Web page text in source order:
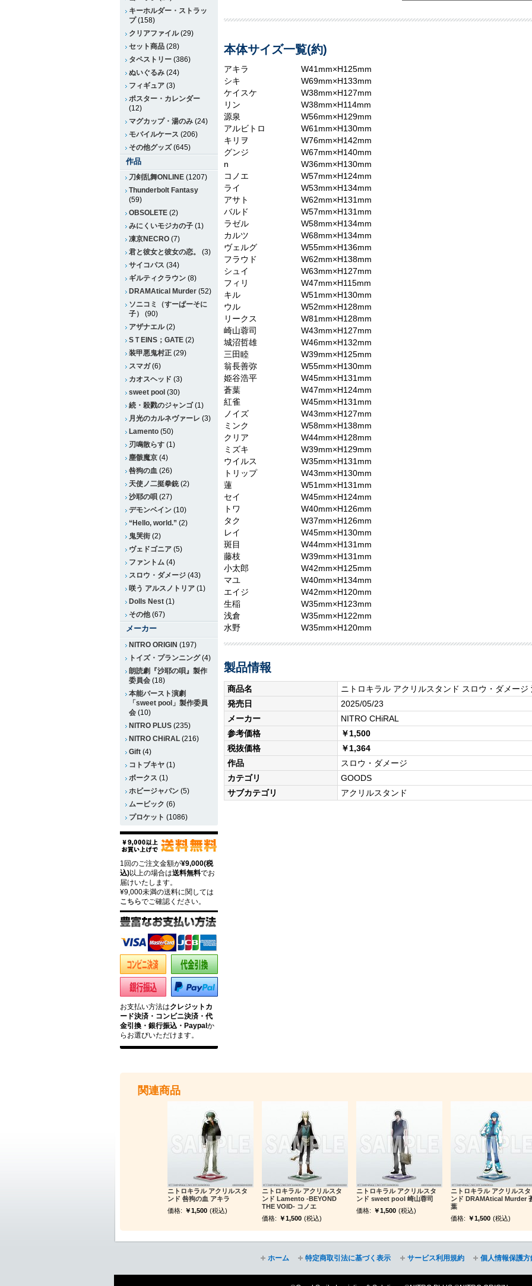
本体サイズ一覧(約)
アキラ
W41mm×H125mm
シキ
W69mm×H133mm
ケイスケ
W38mm×H127mm
リン
W38mm×H114mm
源泉
W56mm×H129mm
アルビトロ
W61mm×H130mm
キリヲ
W76mm×H142mm
グンジ
W67mm×H140mm
n
W36mm×H130mm
コノエ
W57mm×H124mm
ライ
W53mm×H134mm
アサト
W62mm×H131mm
バルド
W57mm×H131mm
ラゼル
W58mm×H134mm
カルツ
W68mm×H134mm
ヴェルグ
W55mm×H136mm
フラウド
W62mm×H138mm
シュイ
W63mm×H127mm
フィリ
W47mm×H115mm
キル
W51mm×H130mm
ウル
W52mm×H128mm
リークス
W81mm×H128mm
崎山蓉司
W43mm×H127mm
城沼哲雄
W46mm×H132mm
三田睦
W39mm×H125mm
翁長善弥
W55mm×H130mm
姫谷浩平
W45mm×H131mm
蒼葉
W47mm×H124mm
紅雀
W45mm×H131mm
ノイズ
W43mm×H127mm
ミンク
W58mm×H138mm
クリア
W44mm×H128mm
ミズキ
W39mm×H129mm
ウイルス
W35mm×H131mm
トリップ
W43mm×H130mm
蓮
W51mm×H131mm
セイ
W45mm×H124mm
トワ
W40mm×H126mm
タク
W37mm×H126mm
レイ
W45mm×H130mm
斑目
W44mm×H131mm
藤枝
W39mm×H131mm
小太郎
W42mm×H125mm
マユ
W40mm×H134mm
エイジ
W42mm×H120mm
生稲
W35mm×H123mm
浅倉
W35mm×H122mm
水野
W35mm×H120mm
製品情報
商品名
ニトロキラル アクリルスタンド スロウ・ダメージ
発売日
2025/05/23
メーカー
NITRO CHiRAL
参考価格
￥1,500
税抜価格
￥1,364
作品
スロウ・ダメージ
カテゴリ
GOODS
サブカテゴリ
アクリルスタンド
キーホルダー・ストラッ
プ(158)
クリアファイル(29)
セット商品 (28)
タペストリー (386)
ぬいぐるみ (24)
フィギュア (3)
ポスター・カレンダー
(12)
マグカップ・湯のみ (24)
モバイルケース (206)
その他グッズ(645)
作品
刀剣乱舞ONLINE (1207)
Thunderbolt Fantasy
(59)
OBSOLETE (2)
みにくいモジカの子 (1)
凍京NECRO (7)
君と彼女と彼女の恋。
(3)
サイコパス (34)
ギルティクラウン (8)
DRAMAtical Murder (52)
ソニコミ（すーぱーそに
子）
(90)
アザナエル(2)
SＴEINS；GATE (2)
装甲悪鬼村正 (29)
スマガ(6)
カオスヘッド (3)
sweet pool (30)
続・殺戮のジャンゴ(1)
月光のカルネヴァーレ (3)
Lamento (50)
刃鳴散らす (1)
塵骸魔京 (4)
咎狗の血 (26)
天使ノ二挺拳銃(2)
沙耶の唄 (27)
デモンベイン (10)
“Hello, world.” (2)
鬼哭街 (2)
ヴェドゴニア (5)
ファントム (4)
スロウ・ダメージ (43)
咲う アルスノトリア (1)
Dolls Nest (1)
その他(67)
メーカー
NITRO ORIGIN (197)
トイズ・プランニング(4)
朗読劇『沙耶の唄』製作
委員会 (18)
本能バースト演劇
「sweet pool」製作委員
会 (10)
NITRO PLUS (235)
NITRO CHiRAL (216)
Gift (4)
コトブキヤ (1)
ボークス (1)
ホビージャパン (5)
ムービック (6)
プロケット (1086)
1回のご注文金額が¥9,000(税
込)以上の場合は送料無料でお
届けいたします。
¥9,000未満の送料に関しては
こちらでご確認ください。
お支払い方法はクレジットカ
ード決済・コンビニ決済・代
金引換・銀行振込・Paypalか
らお選びいただけます。
関連商品
ニトロキラル アクリルスタ
ンド 咎狗の血 アキラ
価格: ￥1,500 (税込)
ニトロキラル アクリルスタ
ンド Lamento -BEYOND
THE VOID- コノエ
価格: ￥1,500 (税込)
ニトロキラル アクリルスタ
ンド sweet pool 崎山蓉司
価格: ￥1,500 (税込)
ニトロキラル アクリルスタ
ンド DRAMAtical Murder
葉
価格: ￥1,500 (税込)
ホーム 特定商取引法に基づく表示 サービス利用規約 個人情報保護方